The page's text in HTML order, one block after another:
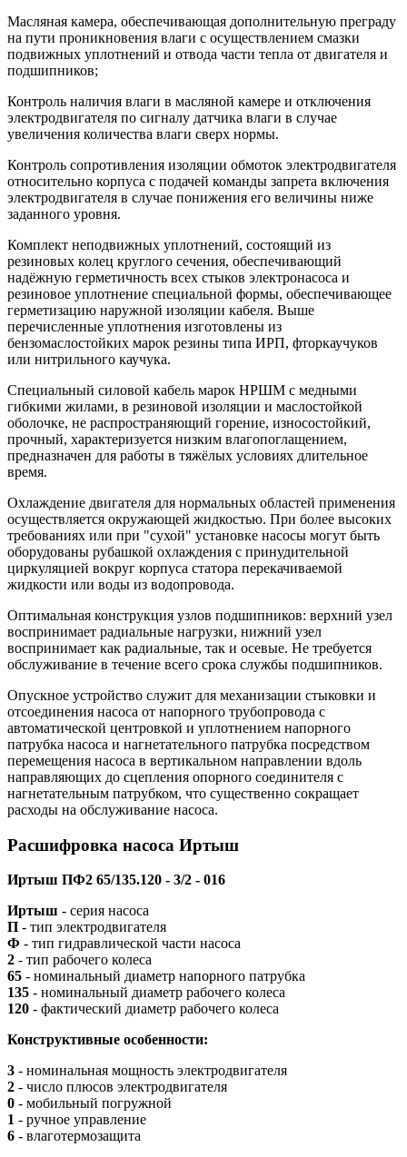
Масляная камера, обеспечивающая дополнительную преграду
на пути проникновения влаги с осуществлением смазки
подвижных уплотнений и отвода части тепла от двигателя и
подшипников;
Контроль наличия влаги в масляной камере и отключения
электродвигателя по сигналу датчика влаги в случае
увеличения количества влаги сверх нормы.
Контроль сопротивления изоляции обмоток электродвигателя
относительно корпуса с подачей команды запрета включения
электродвигателя в случае понижения его величины ниже
заданного уровня.
Комплект неподвижных уплотнений, состоящий из
резиновых колец круглого сечения, обеспечивающий
надёжную герметичность всех стыков электронасоса и
резиновое уплотнение специальной формы, обеспечивающее
герметизацию наружной изоляции кабеля. Выше
перечисленные уплотнения изготовлены из
бензомаслостойких марок резины типа ИРП, фторкаучуков
или нитрильного каучука.
Специальный силовой кабель марок НРШМ с медными
гибкими жилами, в резиновой изоляции и маслостойкой
оболочке, не распространяющий горение, износостойкий,
прочный, характеризуется низким влагопоглащением,
предназначен для работы в тяжёлых условиях длительное
время.
Охлаждение двигателя для нормальных областей применения
осуществляется окружающей жидкостью. При более высоких
требованиях или при "сухой" установке насосы могут быть
оборудованы рубашкой охлаждения с принудительной
циркуляцией вокруг корпуса статора перекачиваемой
жидкости или воды из водопровода.
Оптимальная конструкция узлов подшипников: верхний узел
воспринимает радиальные нагрузки, нижний узел
воспринимает как радиальные, так и осевые. Не требуется
обслуживание в течение всего срока службы подшипников.
Опускное устройство служит для механизации стыковки и
отсоединения насоса от напорного трубопровода с
автоматической центровкой и уплотнением напорного
патрубка насоса и нагнетательного патрубка посредством
перемещения насоса в вертикальном направлении вдоль
направляющих до сцепления опорного соединителя с
нагнетательным патрубком, что существенно сокращает
расходы на обслуживание насоса.
Расшифровка насоса Иртыш
Иртыш ПФ2 65/135.120 - 3/2 - 016
Иртыш - серия насоса
П - тип электродвигателя
Ф - тип гидравлической части насоса
2 - тип рабочего колеса
65 - номинальный диаметр напорного патрубка
135 - номинальный диаметр рабочего колеса
120 - фактический диаметр рабочего колеса
Конструктивные особенности:
3 - номинальная мощность электродвигателя
2 - число плюсов электродвигателя
0 - мобильный погружной
1 - ручное управление
6 - влаготермозащита